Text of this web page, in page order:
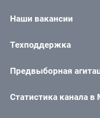
Наши вакансии
Техподдержка
Предвыборная
Статистика канала в